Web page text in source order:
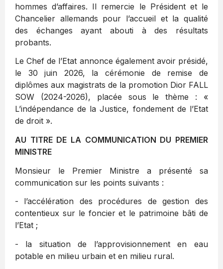
hommes d’affaires. Il remercie le Président et le
Chancelier allemands pour l’accueil et la qualité
des échanges ayant abouti à des résultats
probants.
Le Chef de l’Etat annonce également avoir présidé,
le 30 juin 2026, la cérémonie de remise de
diplômes aux magistrats de la promotion Dior FALL
SOW (2024-2026), placée sous le thème : «
L’indépendance de la Justice, fondement de l’Etat
de droit ».
AU TITRE DE LA COMMUNICATION DU PREMIER
MINISTRE
Monsieur le Premier Ministre a présenté sa
communication sur les points suivants :
- l’accélération des procédures de gestion des
contentieux sur le foncier et le patrimoine bâti de
l’Etat ;
- la situation de l’approvisionnement en eau
potable en milieu urbain et en milieu rural.